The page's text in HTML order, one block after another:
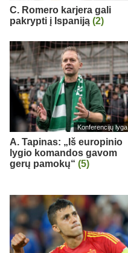
C. Romero karjera gali
pakrypti į Ispaniją (2)
Konferencijų lyga
A. Tapinas: „Iš europinio
lygio komandos gavom
gerų pamokų“ (5)